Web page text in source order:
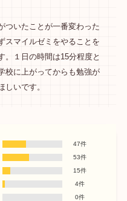
ついたことが一番変わった
スマイルゼミをやることを
。１日の時間は15分程度と
校に上がってからも勉強が
しいです。
47件
53件
15件
4件
0件